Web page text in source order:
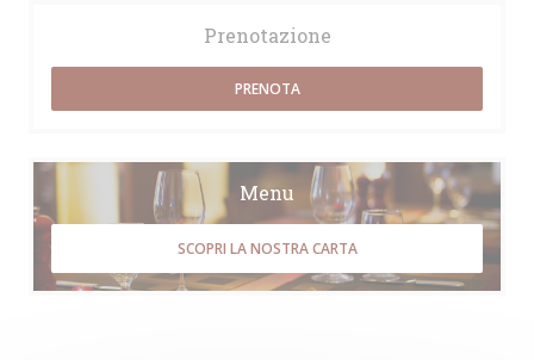
Prenotazione
PRENOTA
Menu
SCOPRI LA NOSTRA CARTA